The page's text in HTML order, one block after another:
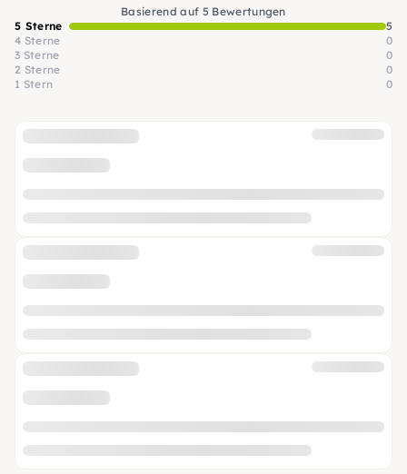
Basierend auf 5 Bewertungen
5 Sterne
5
4 Sterne
0
3 Sterne
0
2 Sterne
0
1 Stern
0